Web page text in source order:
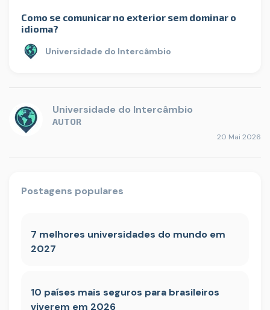
Como se comunicar no exterior sem dominar o
idioma?
Universidade do Intercâmbio
Universidade do Intercâmbio
AUTOR
20 Mai 2026
Postagens populares
7 melhores universidades do mundo em
2027
10 países mais seguros para brasileiros
viverem em 2026